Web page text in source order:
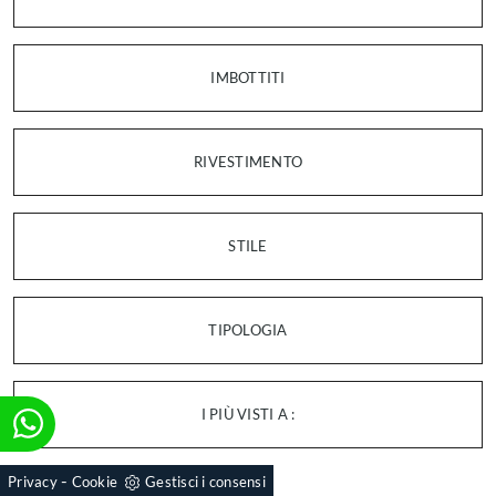
IMBOTTITI
RIVESTIMENTO
STILE
TIPOLOGIA
I PIÙ VISTI A :
Privacy- Cookie Gestisci i consensi